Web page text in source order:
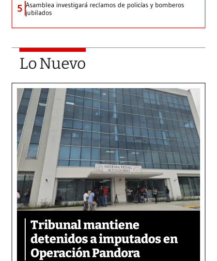
5 Asamblea investigará reclamos de policías y bomberos
jubilados
Lo Nuevo
Tribunal mantiene
detenidos a imputados en
Operación Pandora